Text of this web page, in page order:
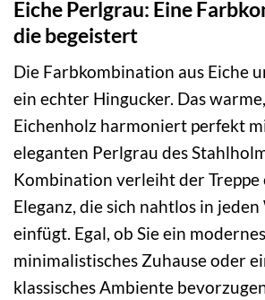
Eiche Perlgrau: Eine
die begeistert
Die Farbkombination aus Eiche
ein echter Hingucker. Das
Eichenholz harmoniert perfekt
eleganten Perlgrau des
Kombination verleiht der Treppe
Eleganz, die sich nahtlos in
einfügt. Egal, ob Sie ein
minimalistisches Zuhause oder
klassisches Ambiente